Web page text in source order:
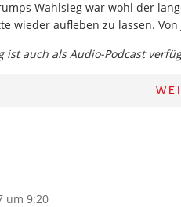
Wahlsieg war wohl der
wieder aufleben zu lassen. Von
ist auch als Audio-Podcast
um 9:20